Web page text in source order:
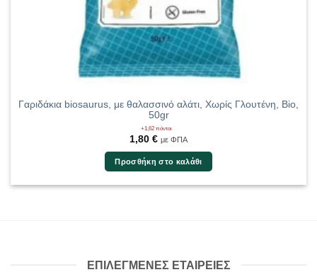
Γαριδάκια biosaurus, με θαλασσινό αλάτι, Χωρίς Γλουτένη, Bio,
50gr
+1,62 πόντοι
1,80 € με ΦΠΑ
Προσθήκη στο καλάθι
ΕΠΙΛΕΓΜΕΝΕΣ ΕΤΑΙΡΕΙΕΣ